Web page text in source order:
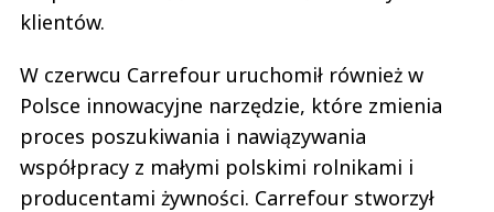
klientów.
W czerwcu Carrefour uruchomił również w
Polsce innowacyjne narzędzie, które zmienia
proces poszukiwania i nawiązywania
współpracy z małymi polskimi rolnikami i
producentami żywności. Carrefour stworzył